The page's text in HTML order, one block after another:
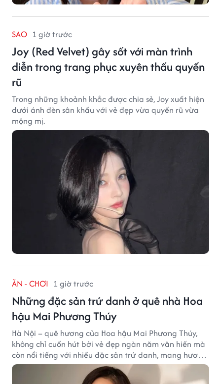
SAO 1 giờ trước
Joy (Red Velvet) gây sốt với màn trình
diễn trong trang phục xuyên thấu quyến
rũ
Trong những khoảnh khắc được chia sẻ, Joy xuất hiện
dưới ánh đèn sân khấu với vẻ đẹp vừa quyến rũ vừa
mộng mị.
ĂN - CHƠI 1 giờ trước
Những đặc sản trứ danh ở quê nhà Hoa
hậu Mai Phương Thúy
Hà Nội – quê hương của Hoa hậu Mai Phương Thúy,
không chỉ cuốn hút bởi vẻ đẹp ngàn năm văn hiến mà
còn nổi tiếng với nhiều đặc sản trứ danh, mang hương
vị tinh tế và đậm đà bản sắc đất kinh kỳ.